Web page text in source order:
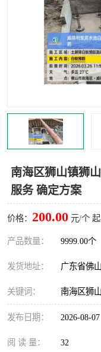
南海区狮山镇狮
服务 确定方案
价格： 200.00 元/个 起
产品数量： 9999.00个
发货地址： 广东省佛
关键词： 南海区狮
发布日期： 2026-08-07
阅 读 量： 32
灭蜱虫
灭苍蝇
灭蚊虫
害虫防治